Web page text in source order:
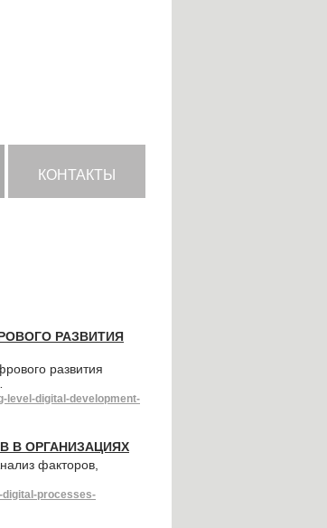
КОНТАКТЫ
РАЗВИТИЯ
развития
level-digital-development-
В ОРГАНИЗАЦИЯХ
факторов,
processes-